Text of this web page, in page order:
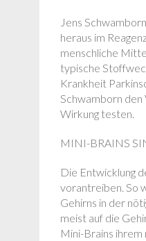
Jens
heraus im
menschliche
typische
Krankheit
Schwamborn den
Wirkung testen.
MINI-BRAINS
Die Entwicklung
vorantreiben. So
Gehirns in der
meist auf die
Mini-Brains ihrem